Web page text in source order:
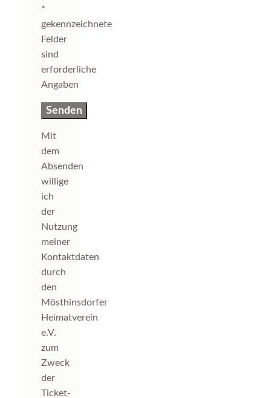
*
gekennzeichnete
Felder
sind
erforderliche
Angaben
Mit
dem
Absenden
willige
ich
der
Nutzung
meiner
Kontaktdaten
durch
den
Mösthinsdorfer
Heimatverein
e.V.
zum
Zweck
der
Ticket-